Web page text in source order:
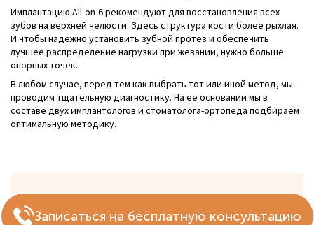
Имплантацию All-on-6 рекомендуют для восстановления всех
зубов на верхней челюсти. Здесь структура кости более рыхлая.
И чтобы надежно установить зубной протез и обеспечить
лучшее распределение нагрузки при жевании, нужно больше
опорных точек.
В любом случае, перед тем как выбрать тот или иной метод, мы
проводим тщательную диагностику. На ее основании мы в
составе двух имплантологов и стоматолога-ортопеда подбираем
оптимальную методику.
Записаться на бесплатную консультацию